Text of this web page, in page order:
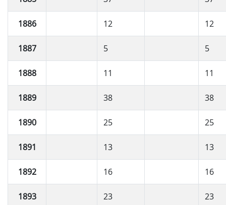
1886 12 12
1887 5 5
1888 11 11
1889 38 38
1890 25 25
1891 13 13
1892 16 16
1893 23 23